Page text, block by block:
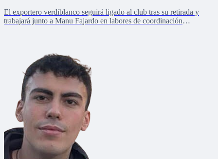
El exportero verdiblanco seguirá ligado al club tras su retirada y
trabajará junto a Manu Fajardo en labores de coordinación